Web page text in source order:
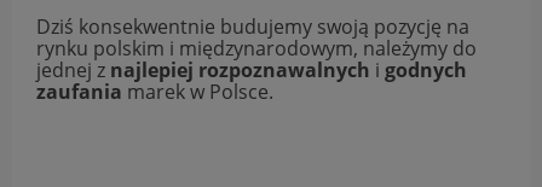
Dziś konsekwentnie budujemy swoją pozycję na
rynku polskim i międzynarodowym, należymy do
jednej z najlepiej rozpoznawalnych i godnych
zaufania marek w Polsce.